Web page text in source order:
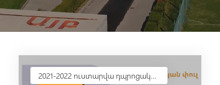
2021-2022 ուստարվա դպրոցականների առարկայական օլիմպիադաներ